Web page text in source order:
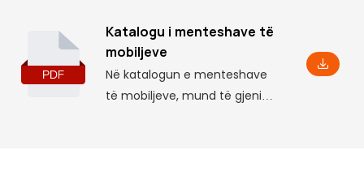
Katalogu i menteshave të
mobiljeve
Në katalogun e menteshave
të mobiljeve, mund të gjeni